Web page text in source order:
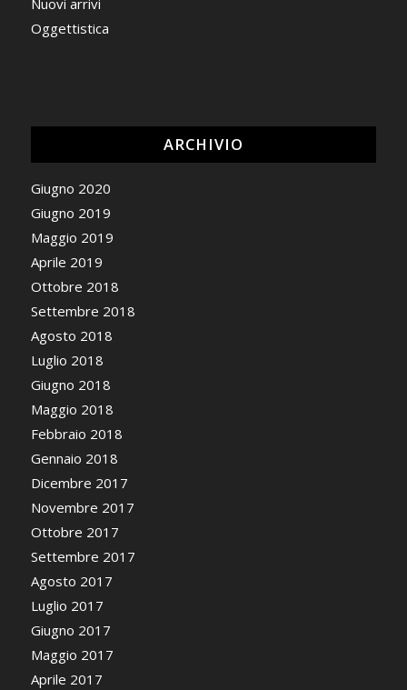
Nuovi arrivi
Oggettistica
ARCHIVIO
Giugno 2020
Giugno 2019
Maggio 2019
Aprile 2019
Ottobre 2018
Settembre 2018
Agosto 2018
Luglio 2018
Giugno 2018
Maggio 2018
Febbraio 2018
Gennaio 2018
Dicembre 2017
Novembre 2017
Ottobre 2017
Settembre 2017
Agosto 2017
Luglio 2017
Giugno 2017
Maggio 2017
Aprile 2017